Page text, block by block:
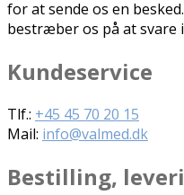
for at sende os en
bestræber os på at svare
Kundeservice
Tlf.: +45 45 70 20 15
Mail: info@valmed.dk
Bestilling,